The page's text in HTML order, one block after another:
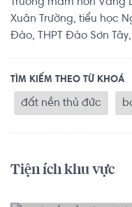
Xuân Trường, tiểu học
Đào, THPT Đào Sơn
TÌM KIẾM THEO TỪ KHOÁ
đất nền thủ đức
Tiện ích khu vực